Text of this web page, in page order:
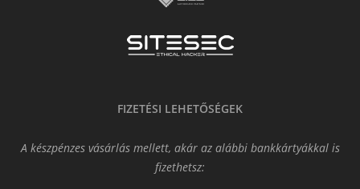
FIZETÉSI LEHETŐSÉGEK
A készpénzes vásárlás mellett, akár az alábbi bankkártyákkal is
fizethetsz: